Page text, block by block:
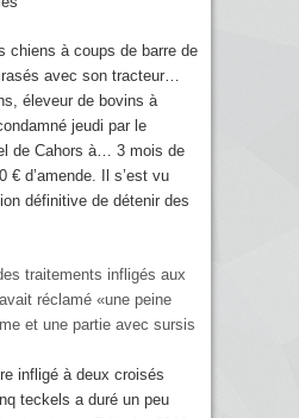
chiens à coups de barre de
avec son tracteur…
éleveur de bovins à
jeudi par le
de Cahors à… 3 mois de
€ d’amende. Il s’est vu
définitive de détenir des
traitements infligés aux
réclamé «une peine
et une partie avec sursis
infligé à deux croisés
teckels a duré un peu